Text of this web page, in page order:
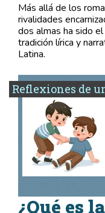
Más allá de los
rivalidades
dos almas ha sido
tradición lírica y
Latina.
Reflexiones de
¿Qué es